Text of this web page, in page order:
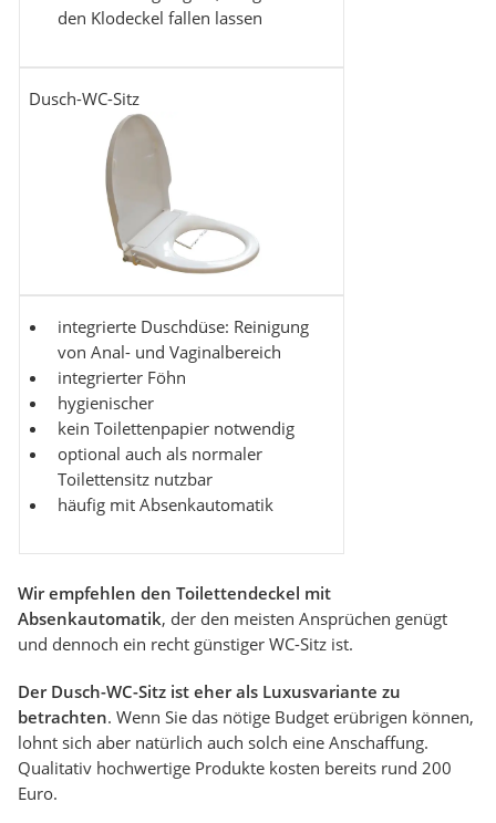
den Klodeckel fallen lassen
Dusch-WC-Sitz
integrierte Duschdüse: Reinigung
von Anal- und Vaginalbereich
integrierter Föhn
hygienischer
kein Toilettenpapier notwendig
optional auch als normaler
Toilettensitz nutzbar
häufig mit Absenkautomatik
Wir empfehlen den Toilettendeckel mit
Absenkautomatik, der den meisten Ansprüchen genügt
und dennoch ein recht günstiger WC-Sitz ist.
Der Dusch-WC-Sitz ist eher als Luxusvariante zu
betrachten. Wenn Sie das nötige Budget erübrigen können,
lohnt sich aber natürlich auch solch eine Anschaffung.
Qualitativ hochwertige Produkte kosten bereits rund 200
Euro.